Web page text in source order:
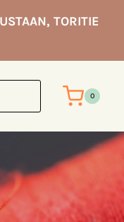
TORITIE
0